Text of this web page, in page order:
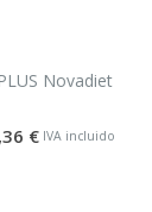
Novadiet
€ IVA incluido